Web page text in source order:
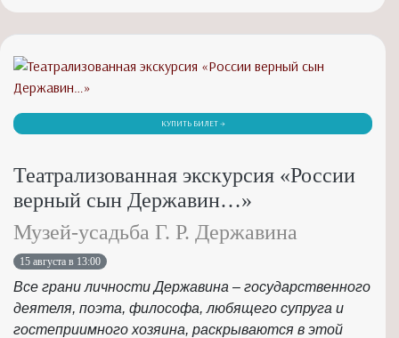
КУПИТЬ БИЛЕТ →
Театрализованная экскурсия «России
верный сын Державин…»
Музей-усадьба Г. Р. Державина
15 августа в 13:00
Все грани личности Державина – государственного
деятеля, поэта, философа, любящего супруга и
гостеприимного хозяина, раскрываются в этой